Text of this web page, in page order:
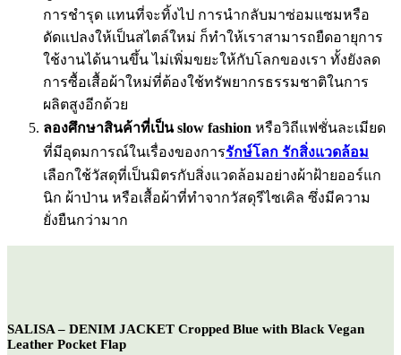
การชำรุด แทนที่จะทิ้งไป การนำกลับมาซ่อมแซมหรือ
ดัดแปลงให้เป็นสไตล์ใหม่ ก็ทำให้เราสามารถยืดอายุการ
ใช้งานได้นานขึ้น ไม่เพิ่มขยะให้กับโลกของเรา ทั้งยังลด
การซื้อเสื้อผ้าใหม่ที่ต้องใช้ทรัพยากรธรรมชาติในการ
ผลิตสูงอีกด้วย
ลองศึกษาสินค้าที่เป็น slow fashion หรือวิถีแฟชั่นละเมียด
ที่มีอุดมการณ์ในเรื่องของการรักษ์โลก รักสิ่งแวดล้อม
เลือกใช้วัสดุที่เป็นมิตรกับสิ่งแวดล้อมอย่างผ้าฝ้ายออร์แก
นิก ผ้าป่าน หรือเสื้อผ้าที่ทำจากวัสดุรีไซเคิล ซึ่งมีความ
ยั่งยืนกว่ามาก
SALISA – DENIM JACKET Cropped Blue with Black Vegan
Leather Pocket Flap